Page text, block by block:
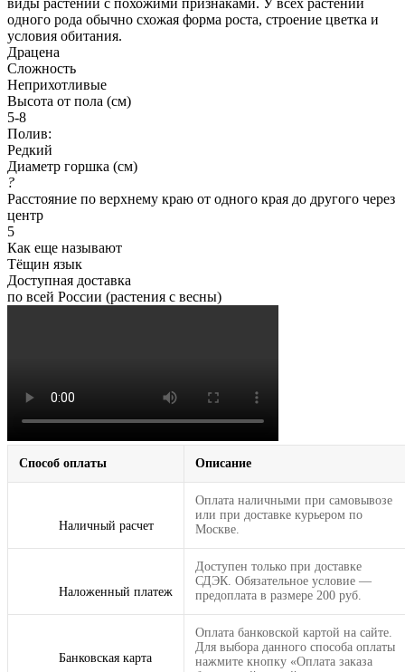
одного рода обычно схожая форма роста, строение цветка и
условия обитания.
Драцена
Сложность
Неприхотливые
Высота от пола (см)
5-8
Полив:
Редкий
Диаметр горшка (см)
?
Расстояние по верхнему краю от одного края до другого через
центр
5
Как еще называют
Тёщин язык
Доступная доставка
по всей России (растения с весны)
Способ оплаты Описание
Наличный расчет
Оплата наличными при самовывозе
или при доставке курьером по
Москве.
Наложенный платеж
Доступен только при доставке
СДЭК. Обязательное условие —
предоплата в размере 200 руб.
Банковская карта
Оплата банковской картой на сайте.
Для выбора данного способа оплаты
нажмите кнопку «Оплата заказа